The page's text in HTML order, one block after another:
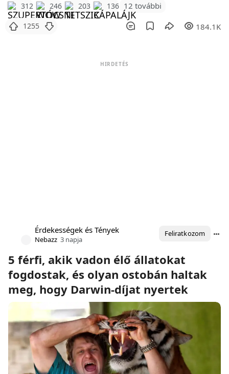
312 246 203 136 12 további
1255 184.1K
HIRDETÉS
Érdekességek és Tények
Nebazz 3 napja
Feliratkozom
5 férfi, akik vadon élő állatokat
fogdostak, és olyan ostobán haltak
meg, hogy Darwin-díjat nyertek